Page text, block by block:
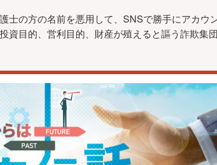
士の方の名前を悪用して、SNSで勝手にアカウ
資目的、営利目的、財産が殖えると謳う詐欺集団